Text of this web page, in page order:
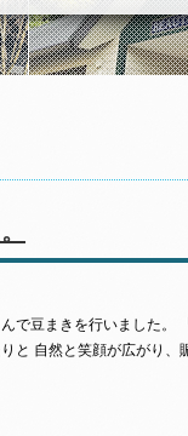
で豆まきを行いました。
と 自然と笑顔が広がり